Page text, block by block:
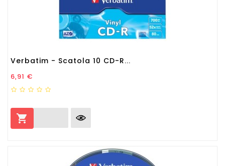
Verbatim - Scatola 10 CD-R...
Prezzo
6,91 €
